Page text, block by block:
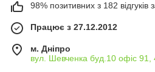
98% позитивних з 182 відгуків
Працює з 27.12.2012
м. Дніпро
вул. Шевченка буд.10 офіс 91,